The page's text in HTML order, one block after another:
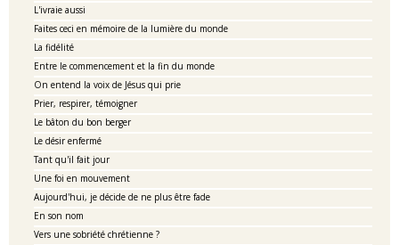
L'ivraie aussi
Faites ceci en mémoire de la lumière du monde
La fidélité
Entre le commencement et la fin du monde
On entend la voix de Jésus qui prie
Prier, respirer, témoigner
Le bâton du bon berger
Le désir enfermé
Tant qu'il fait jour
Une foi en mouvement
Aujourd'hui, je décide de ne plus être fade
En son nom
Vers une sobriété chrétienne ?